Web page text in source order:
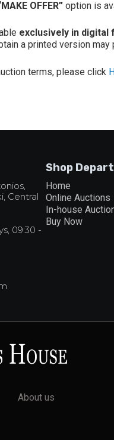
OFFER” option is
exclusively in digital
a printed version
terms, please click
Central
09:30 -
Shop
Home
Online Auctions
In-house
Buy Now
About us